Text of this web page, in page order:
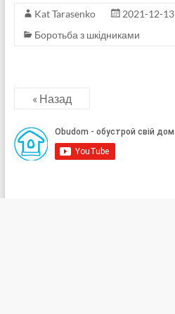
Kat Tarasenko
2021-12-13
Боротьба з шкідниками
« Назад